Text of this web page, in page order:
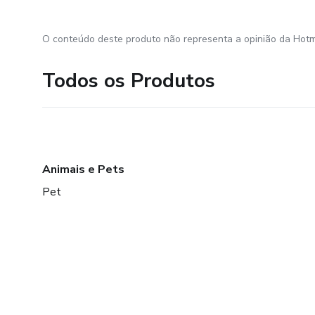
O conteúdo deste produto não representa a opinião da
Todos os Produtos
Animais e Pets
Pet